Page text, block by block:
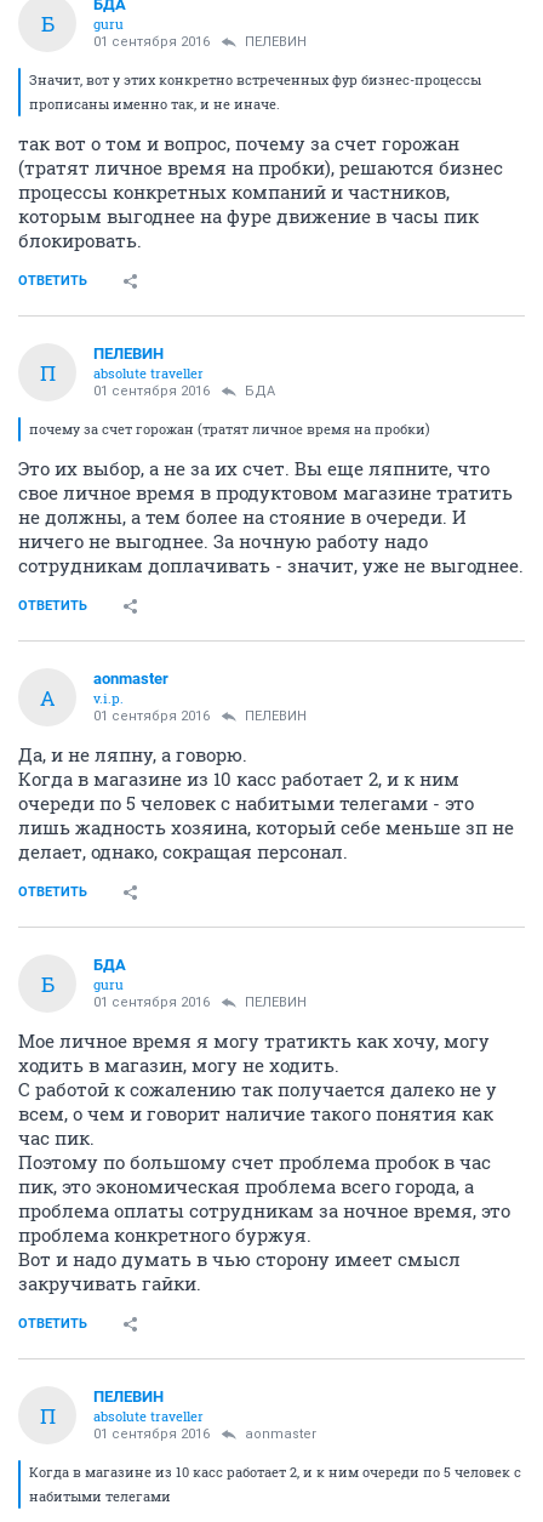
Б
БДА
guru
01 сентября 2016 ПЕЛЕВИН
Значит, вот у этих конкретно встреченных фур бизнес-процессы
прописаны именно так, и не иначе.
так вот о том и вопрос, почему за счет горожан
(тратят личное время на пробки), решаются бизнес
процессы конкретных компаний и частников,
которым выгоднее на фуре движение в часы пик
блокировать.
ОТВЕТИТЬ
П
ПЕЛЕВИН
absolute traveller
01 сентября 2016 БДА
почему за счет горожан (тратят личное время на пробки)
Это их выбор, а не за их счет. Вы еще ляпните, что
свое личное время в продуктовом магазине тратить
не должны, а тем более на стояние в очереди. И
ничего не выгоднее. За ночную работу надо
сотрудникам доплачивать - значит, уже не выгоднее.
ОТВЕТИТЬ
A
aonmaster
v.i.p.
01 сентября 2016 ПЕЛЕВИН
Да, и не ляпну, а говорю.
Когда в магазине из 10 касс работает 2, и к ним
очереди по 5 человек с набитыми телегами - это
лишь жадность хозяина, который себе меньше зп не
делает, однако, сокращая персонал.
ОТВЕТИТЬ
Б
БДА
guru
01 сентября 2016 ПЕЛЕВИН
Мое личное время я могу тратикть как хочу, могу
ходить в магазин, могу не ходить.
С работой к сожалению так получается далеко не у
всем, о чем и говорит наличие такого понятия как
час пик.
Поэтому по большому счет проблема пробок в час
пик, это экономическая проблема всего города, а
проблема оплаты сотрудникам за ночное время, это
проблема конкретного буржуя.
Вот и надо думать в чью сторону имеет смысл
закручивать гайки.
ОТВЕТИТЬ
П
ПЕЛЕВИН
absolute traveller
01 сентября 2016 aonmaster
Когда в магазине из 10 касс работает 2, и к ним очереди по 5 человек с
набитыми телегами